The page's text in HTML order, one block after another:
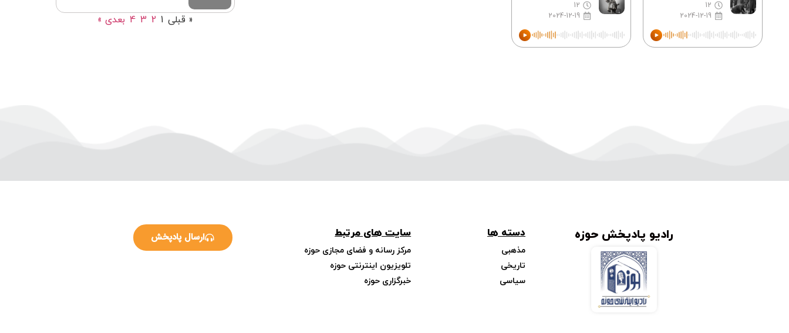
12
2024-12-19
12
2024-12-19
« قبلی 1
2
3
4 بعدی »
رادیو پادپخش حوزه دسته ها
مذهبی
تاریخی
سیاسی
سایت های مرتبط
مرکز رسانه و فضای مجازی حوزه
تلویزیون اینترنتی حوزه
خبرگزاری حوزه
ارسال پادپخش